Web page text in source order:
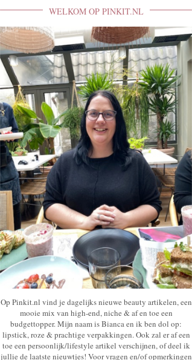
WELKOM OP PINKIT.NL
Op Pinkit.nl vind je dagelijks nieuwe beauty artikelen, een
mooie mix van high-end, niche & af en toe een
budgettopper. Mijn naam is Bianca en ik ben dol op:
lipstick, roze & prachtige verpakkingen. Ook zal er af een
toe een persoonlijk/lifestyle artikel verschijnen, of deel ik
jullie de laatste nieuwtjes! Voor vragen en/of opmerkingen